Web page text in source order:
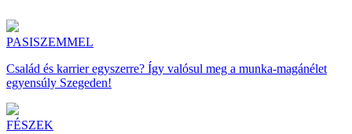
PASISZEMMEL
Család és karrier egyszerre? Így valósul meg a munka-magánélet
egyensúly Szegeden!
FÉSZEK